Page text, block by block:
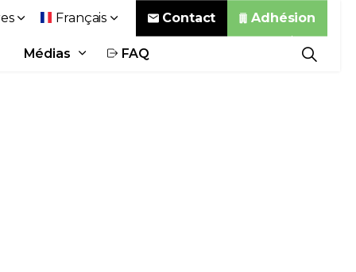
Médias FAQ
Français Contact Adhésion